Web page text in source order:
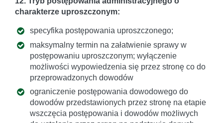
charakterze uproszczonym:
specyfika postępowania uproszczonego;
maksymalny termin na załatwienie sprawy w
postępowaniu uproszczonym; wyłączenie
możliwości wypowiedzenia się przez stronę co do
przeprowadzonych dowodów
ograniczenie postępowania dowodowego do
dowodów przedstawionych przez stronę na etapie
wszczęcia postępowania i dowodów możliwych